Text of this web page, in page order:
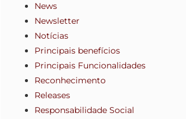
News
Newsletter
Notícias
Principais benefícios
Principais Funcionalidades
Reconhecimento
Releases
Responsabilidade Social